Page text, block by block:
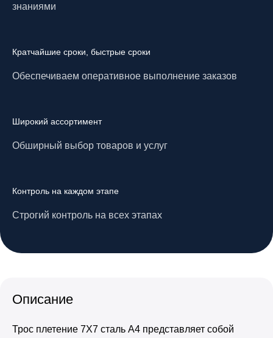
знаниями
Кратчайшие сроки, быстрые сроки
Обеспечиваем оперативное выполнение заказов
Широкий ассортимент
Обширный выбор товаров и услуг
Контроль на каждом этапе
Строгий контроль на всех этапах
Описание
Трос плетение 7Х7 сталь А4 представляет собой